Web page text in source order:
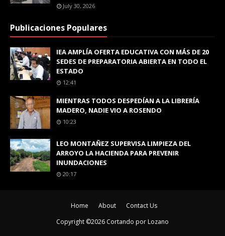
July 30, 2026
Publicaciones Populares
IEA AMPLÍA OFERTA EDUCATIVA CON MÁS DE 20
SEDES DE PREPARATORIA ABIERTA EN TODO EL
ESTADO
12:41
MIENTRAS TODOS DESPEDÍAN A LA LIBRERÍA
MADERO, NADIE VIO A ROSENDO
10:23
LEO MONTAÑEZ SUPERVISA LIMPIEZA DEL
ARROYO LA HACIENDA PARA PREVENIR
INUNDACIONES
20:17
Home About
Contact Us
Copyright ©2026 Cortando por Lozano